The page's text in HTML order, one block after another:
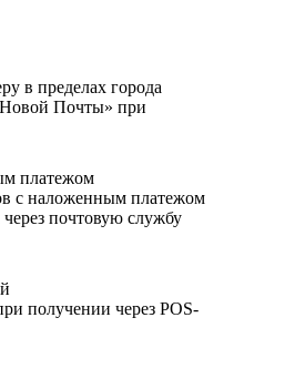
в пределах города
Почты» при
платежом
с наложенным платежом
почтовую службу
получении через POS-